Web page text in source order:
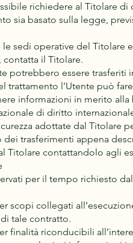
richiedere al Titolare
sia basato sulla legge,
le sedi operative del
il Titolare.
potrebbero essere
trattamento l’Utente può
informazioni in merito
di diritto
adottate dal Titolare
trasferimenti appena
Titolare contattandolo agli
per il tempo richiesto
scopi collegati
tale contratto.
finalità riconducibili